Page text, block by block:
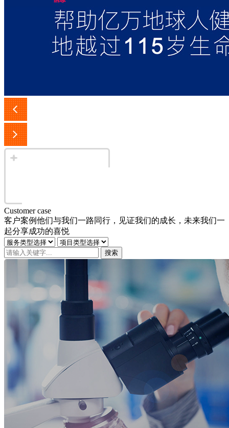
Customer case
客户案例他们与我们一路同行，见证我们的成长，未来我们一
起分享成功的喜悦